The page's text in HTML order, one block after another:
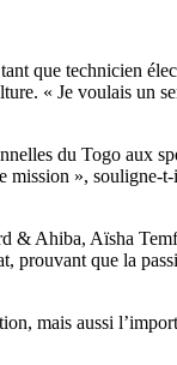
que technicien
« Je voulais un
du Togo aux
»,
& Ahiba, Aïsha
que la
mais aussi